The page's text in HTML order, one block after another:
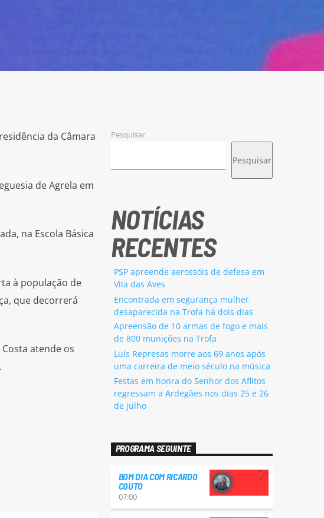
da Câmara
de Agrela em
na Escola Básica
à população de
que decorrerá
atende os
Pesquisar
Pesquisar
NOTÍCIAS
RECENTES
PSP apreende aerossóis de defesa em
Vila das Aves
Encontrada em segurança mulher
desaparecida na Trofa há dois dias
Apreensão de 10 armas de fogo e mais
de 800 munições na Trofa
Luís Represas morre aos 69 anos após
uma carreira de meio século na música
Festas em honra do Senhor dos Aflitos
regressam a Ardegães nos dias 25 e 26
de julho
PROGRAMA SEGUINTE
BOM DIA COM RICARDO
COUTO
07:00